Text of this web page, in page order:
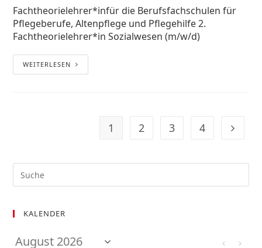
Fachtheorielehrer*infür die Berufsfachschulen für
Pflegeberufe, Altenpflege und Pflegehilfe 2.
Fachtheorielehrer*in Sozialwesen (m/w/d)
WEITERLESEN
1 2 3 4
KALENDER